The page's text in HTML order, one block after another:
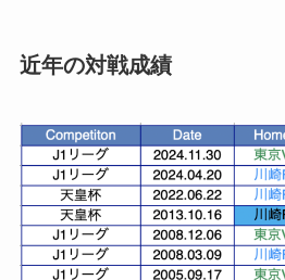
近年の対戦成績